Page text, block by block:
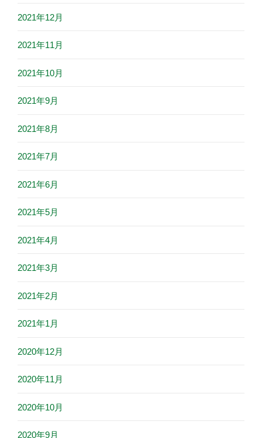
2021年12月
2021年11月
2021年10月
2021年9月
2021年8月
2021年7月
2021年6月
2021年5月
2021年4月
2021年3月
2021年2月
2021年1月
2020年12月
2020年11月
2020年10月
2020年9月